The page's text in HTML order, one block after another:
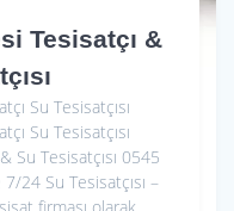
Tesisatçı &
Su Tesisatçısı
Su Tesisatçısı
Su Tesisatçısı 0545
24 Su Tesisatçısı –